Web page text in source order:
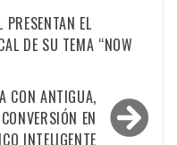
EL
DE SU TEMA “NOW
CON ANTIGUA,
EN
INTELIGENTE